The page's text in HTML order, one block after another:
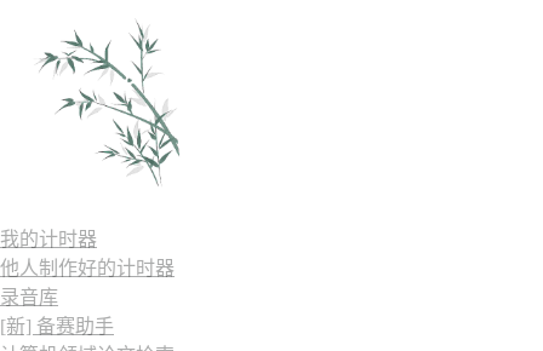
我的计时器
他人制作好的计时器
录音库
[新] 备赛助手